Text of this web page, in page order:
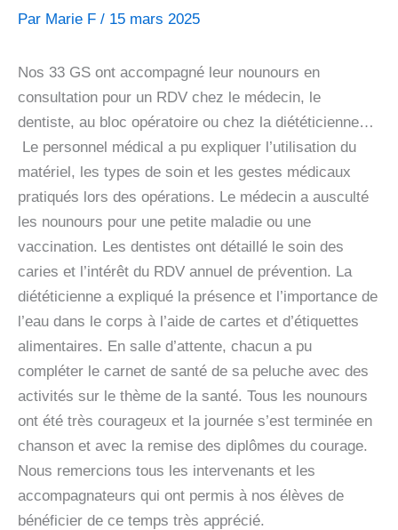
Par Marie F / 15 mars 2025
Nos 33 GS ont accompagné leur nounours en
consultation pour un RDV chez le médecin, le
dentiste, au bloc opératoire ou chez la diététicienne…
Le personnel médical a pu expliquer l’utilisation du
matériel, les types de soin et les gestes médicaux
pratiqués lors des opérations. Le médecin a ausculté
les nounours pour une petite maladie ou une
vaccination. Les dentistes ont détaillé le soin des
caries et l’intérêt du RDV annuel de prévention. La
diététicienne a expliqué la présence et l’importance de
l’eau dans le corps à l’aide de cartes et d’étiquettes
alimentaires. En salle d’attente, chacun a pu
compléter le carnet de santé de sa peluche avec des
activités sur le thème de la santé. Tous les nounours
ont été très courageux et la journée s’est terminée en
chanson et avec la remise des diplômes du courage.
Nous remercions tous les intervenants et les
accompagnateurs qui ont permis à nos élèves de
bénéficier de ce temps très apprécié.